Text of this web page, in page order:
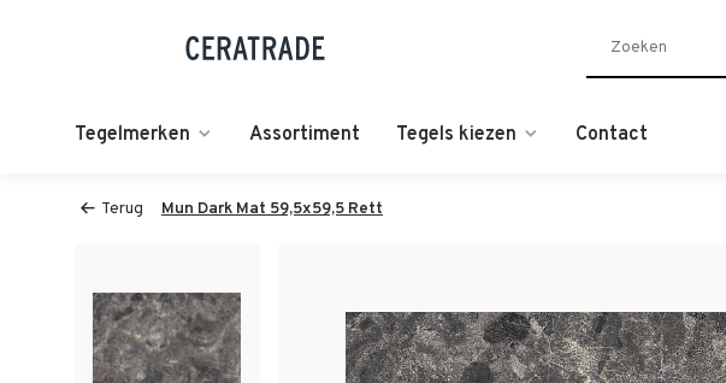
Tegelmerken Assortiment Tegels kiezen Contact
Terug Mun Dark Mat 59,5x59,5 Rett